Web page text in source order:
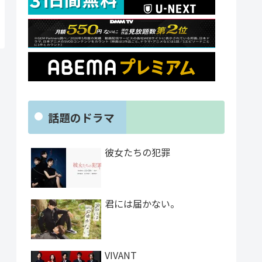
話題のドラマ
彼女たちの犯罪
君には届かない。
VIVANT